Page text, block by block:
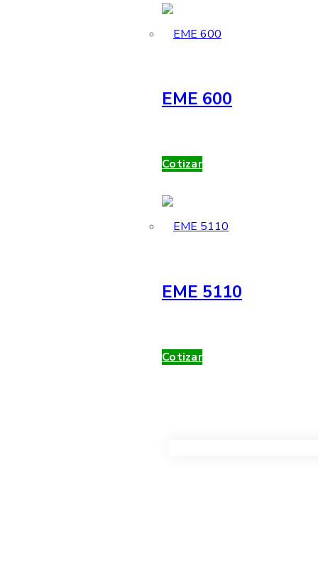
EME 600
Cotizar
EME 5110
Cotizar